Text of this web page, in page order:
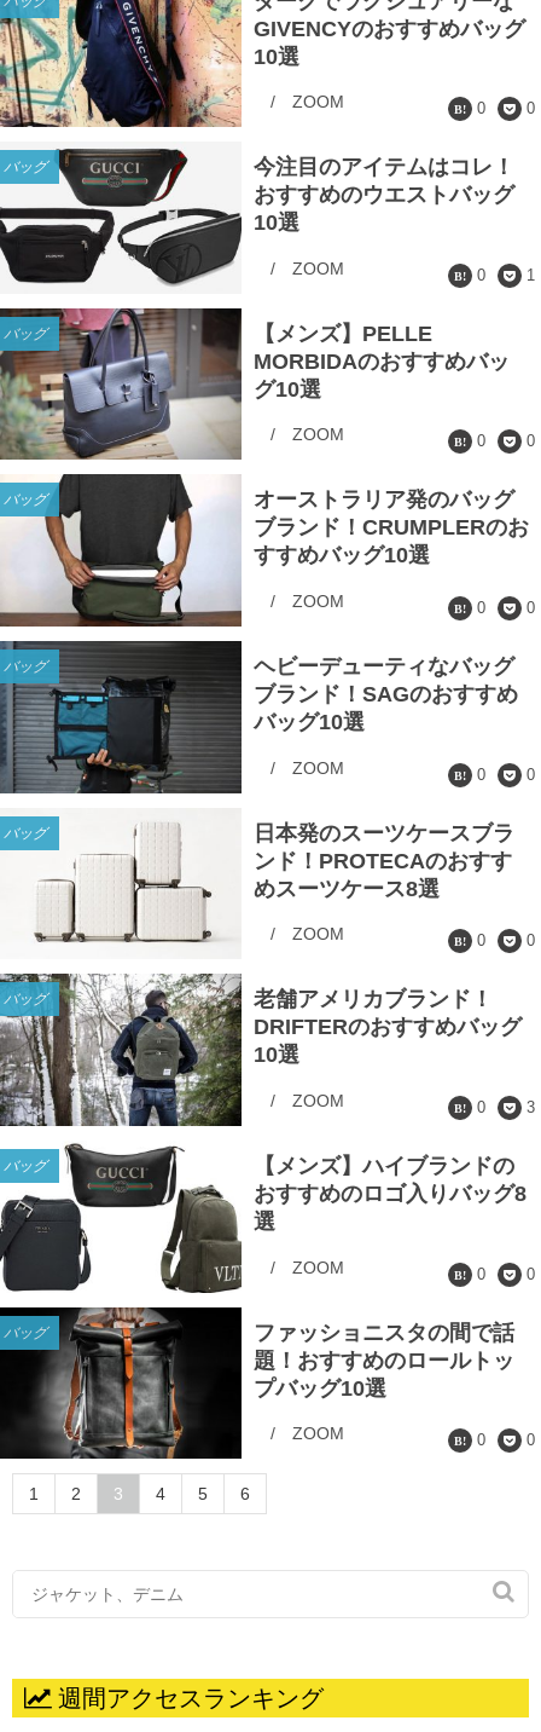
GIVENCYのおすすめバッグ
10選
/ ZOOM 0 0
バッグ
今注目のアイテムはコレ！
おすすめのウエストバッグ
10選
/ ZOOM 0 1
バッグ
【メンズ】PELLE
MORBIDAのおすすめバッ
グ10選
/ ZOOM 0 0
バッグ
オーストラリア発のバッグ
ブランド！CRUMPLERのお
すすめバッグ10選
/ ZOOM 0 0
バッグ
ヘビーデューティなバッグ
ブランド！SAGのおすすめ
バッグ10選
/ ZOOM 0 0
バッグ
日本発のスーツケースブラ
ンド！PROTECAのおすす
めスーツケース8選
/ ZOOM 0 0
バッグ
老舗アメリカブランド！
DRIFTERのおすすめバッグ
10選
/ ZOOM 0 3
バッグ
【メンズ】ハイブランドの
おすすめのロゴ入りバッグ8
選
/ ZOOM 0 0
バッグ
ファッショニスタの間で話
題！おすすめのロールトッ
プバッグ10選
/ ZOOM 0 0
1 2 3 4 5 6

週間アクセスランキング